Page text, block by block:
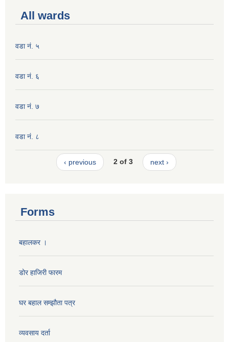
All wards
वडा नं. ५
वडा नं. ६
वडा नं. ७
वडा नं. ८
‹ previous 2 of 3 next ›
Forms
बहालकर ।
डोर हाजिरी फारम
घर बहाल सम्झौता पत्र
व्यवसाय दर्ता